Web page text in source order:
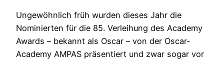
Ungewöhnlich früh wurden dieses Jahr die
Nominierten für die 85. Verleihung des Academy
Awards – bekannt als Oscar – von der Oscar-
Academy AMPAS präsentiert und zwar sogar vor